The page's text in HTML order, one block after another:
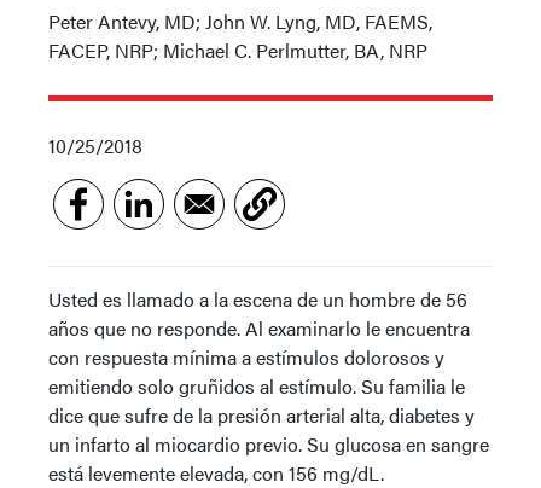
Peter Antevy, MD; John W. Lyng, MD, FAEMS,
FACEP, NRP; Michael C. Perlmutter, BA, NRP
10/25/2018
Usted es llamado a la escena de un hombre de 56
años que no responde. Al examinarlo le encuentra
con respuesta mínima a estímulos dolorosos y
emitiendo solo gruñidos al estímulo. Su familia le
dice que sufre de la presión arterial alta, diabetes y
un infarto al miocardio previo. Su glucosa en sangre
está levemente elevada, con 156 mg/dL.